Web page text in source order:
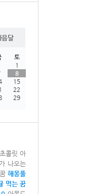
음달
토
1
8
15
22
29
초콜릿 아
나오는
해몽풀
먹는 꿈